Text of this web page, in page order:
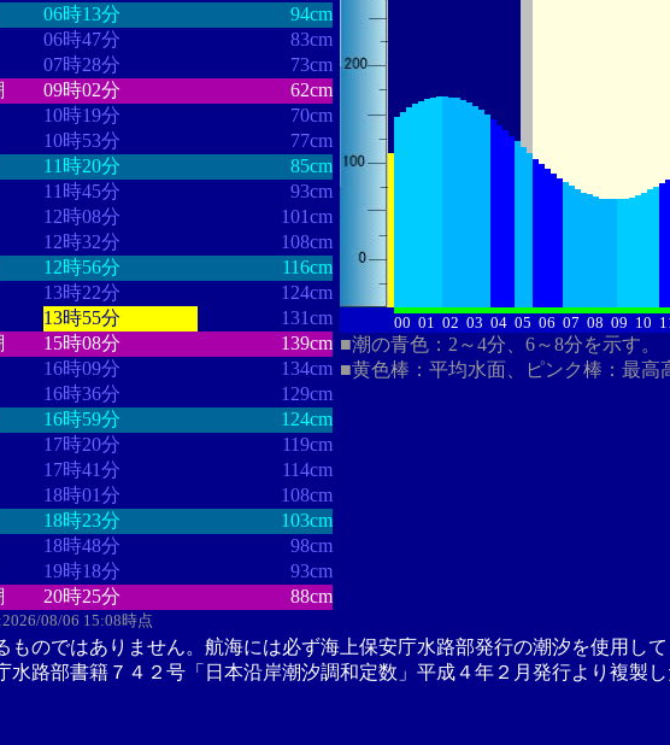
06時13分
94cm
06時47分
83cm
07時28分
73cm
09時02分
62cm
10時19分
70cm
10時53分
77cm
11時20分
85cm
11時45分
93cm
12時08分
101cm
12時32分
108cm
12時56分
116cm
13時22分
124cm
13時55分
131cm
15時08分
139cm
16時09分
134cm
16時36分
129cm
16時59分
124cm
17時20分
119cm
17時41分
114cm
18時01分
108cm
18時23分
103cm
18時48分
98cm
19時18分
93cm
20時25分 88cm
08/06 15:08時点
00 01 02 03 04 05 06 07 08 09 10
■潮の青色：2～4分、6～8分を示す。
■黄色棒：平均水面、ピンク棒：最高
ものではありません。航海には必ず海上保安庁水路部発行の潮汐を使用して
路部書籍７４２号「日本沿岸潮汐調和定数」平成４年２月発行より複製し